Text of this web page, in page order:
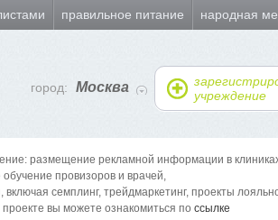
правильное питание народная
город: Москва
учреждение
размещение рекламной информации в
провизоров и врачей,
включая семплинг, трейдмаркетинг, проекты
вы можете ознакомиться по ссылке